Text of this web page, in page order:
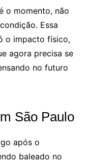
o momento, não
Essa
o impacto físico,
agora precisa se
no futuro
São Paulo
após o
baleado no